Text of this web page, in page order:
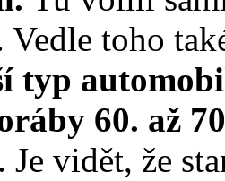
Vedle toho
typ
60. až
Je vidět, že